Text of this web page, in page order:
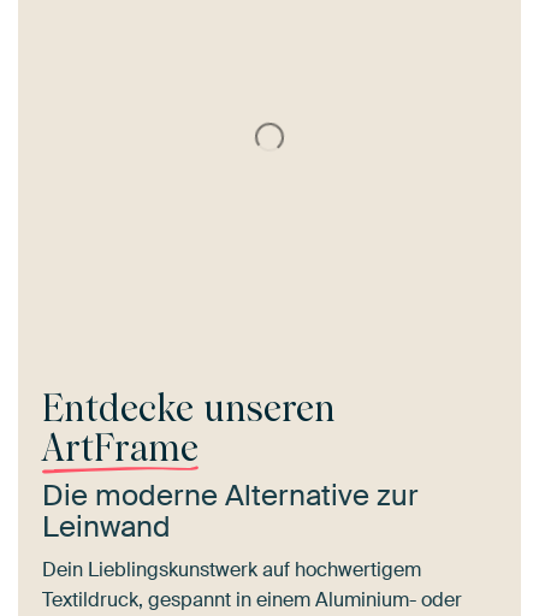
Entdecke unseren
ArtFrame
Die moderne Alternative zur
Leinwand
Dein Lieblingskunstwerk auf hochwertigem
Textildruck, gespannt in einem Aluminium- oder